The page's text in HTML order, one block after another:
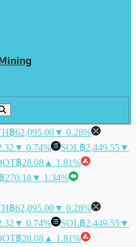
฿62,095.00▼ 0.28%
▼ 0.74% SOL฿2,449.55▼
฿28.08 ▲ 1.81%
฿270.18▼ 1.34%
฿62,095.00▼ 0.28%
▼ 0.74% SOL฿2,449.55▼
฿28.08 ▲ 1.81%